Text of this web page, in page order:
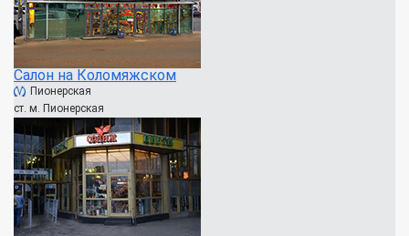
Салон на Коломяжском
Пионерская
ст. м. Пионерская